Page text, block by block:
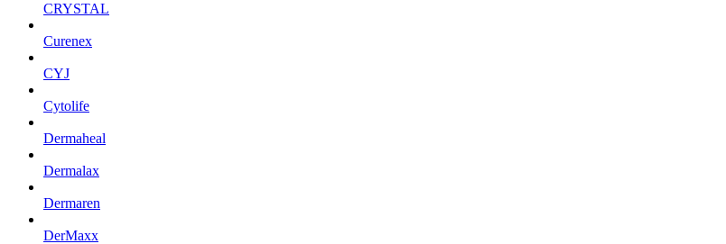
CRYSTAL
Curenex
CYJ
Cytolife
Dermaheal
Dermalax
Dermaren
DerMaxx